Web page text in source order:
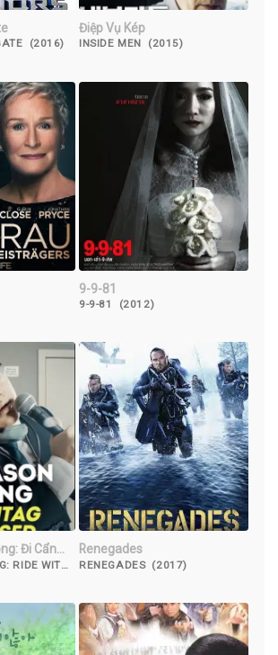
(2016)
Điệp Vụ Kép
INSIDE MEN (2015)
9-9-81
9-9-81 (2012)
Đi Cẩn
RIDE WITH
Renegades
RENEGADES (2017)